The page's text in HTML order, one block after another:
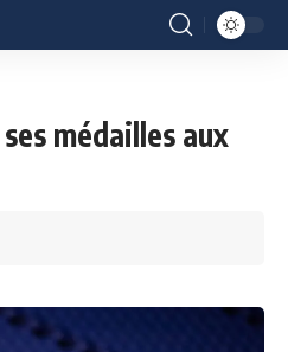
médailles aux